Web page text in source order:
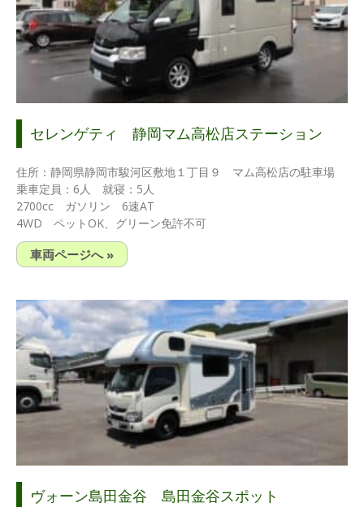
セレンゲティ 静岡マム高松店ステーション
住所：静岡県静岡市駿河区敷地１丁目９ マム高松店の駐車場
乗車定員：6人 就寝：5人
2700cc ガソリン 6速AT
4WD ペットOK、グリーン免許不可
車両ページへ »
ヴォーン島田金谷 島田金谷スポット